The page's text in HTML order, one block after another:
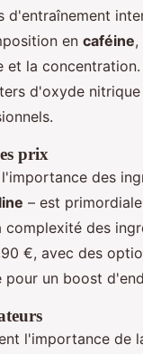
d'entraînement
en caféine,
et la concentration.
d'oxyde
prix
des
– est
des
€, avec des
un boost
l'importance de